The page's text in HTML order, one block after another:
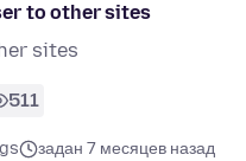
to other sites
sites
511
задан 7 месяцев назад